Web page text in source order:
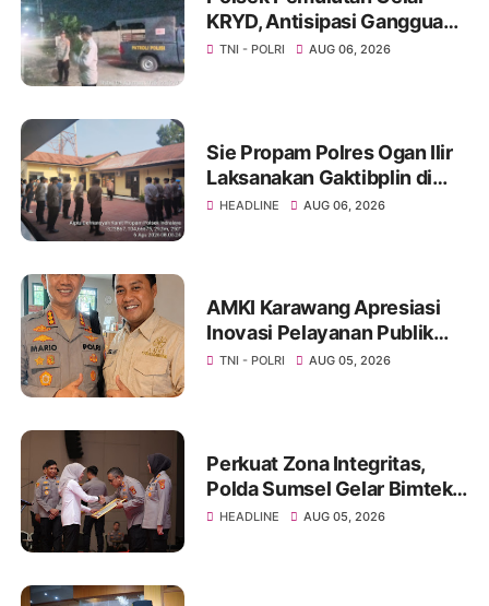
KRYD, Antisipasi Gangguan
Kamtibmas dan Tindak
TNI - POLRI AUG 06, 2026
Sie Propam Polres Ogan Ilir
Laksanakan Gaktibplin di
Polsek Indralaya, Tingkatkan
HEADLINE AUG 06, 2026
AMKI Karawang Apresiasi
Inovasi Pelayanan Publik
Kapolresta Kombes Pol
TNI - POLRI AUG 05, 2026
Perkuat Zona Integritas,
Polda Sumsel Gelar Bimtek
Inovasi Pelayanan Publik
HEADLINE AUG 05, 2026